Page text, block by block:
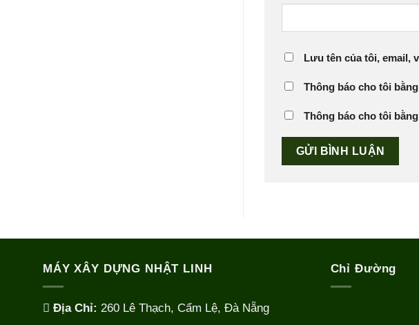
Lưu tên của tôi, email,
Thông báo cho tôi
Thông báo cho tôi
MÁY XÂY DỰNG NHẬT LINH
Địa Chỉ: 260 Lê Thạch, Cẩm Lệ, Đà Nẵng
Chỉ Đường